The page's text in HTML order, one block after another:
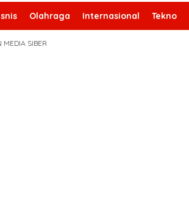
Olahraga Internasional Tekno
MEDIA SIBER